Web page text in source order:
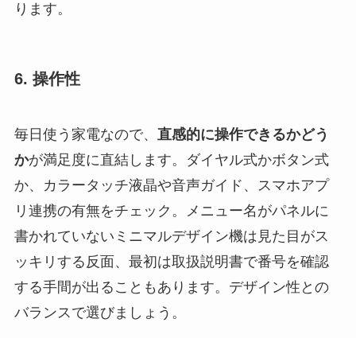
ります。
6. 操作性
毎日使う家電なので、 直感的に操作できるかどう
かが満足度に直結します。ダイヤル式かボタン式
か、カラータッチ液晶や音声ガイド、スマホアプ
リ連携の有無をチェック。メニュー名がパネルに
書かれていないミニマルデザイン機は見た目がス
ッキリする反面、最初は取扱説明書で番号を確認
する手間が出ることもあります。デザイン性との
バランスで選びましょう。